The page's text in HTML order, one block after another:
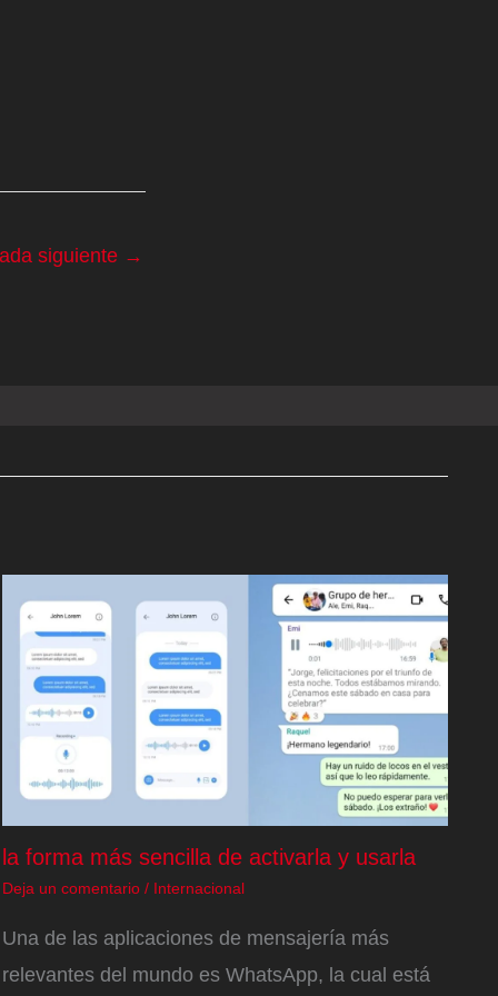
siguiente →
la forma más sencilla de activarla y usarla
Deja un comentario / Internacional
Una de las aplicaciones de mensajería más
relevantes del mundo es WhatsApp, la cual está